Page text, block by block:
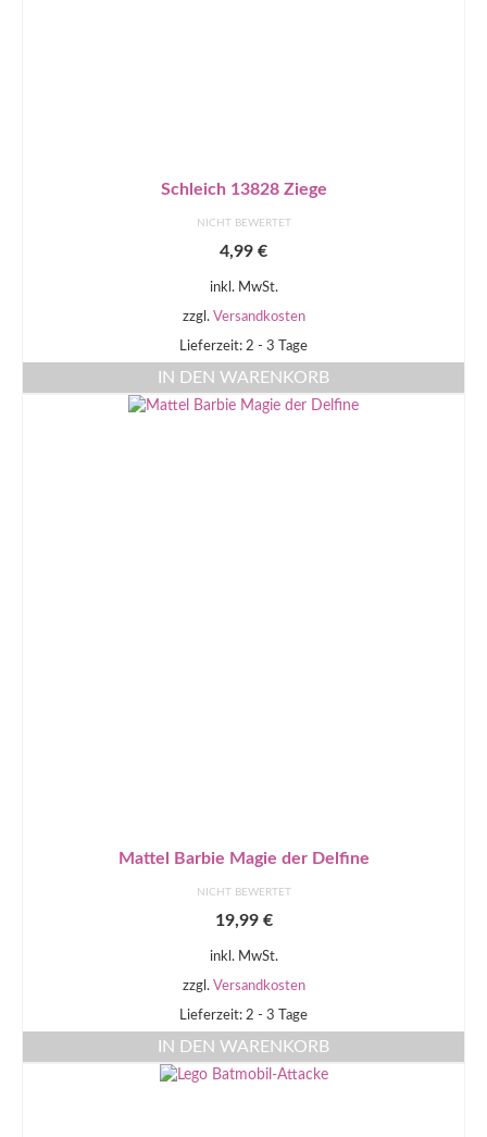
Schleich 13828 Ziege
NICHT BEWERTET
4,99 €
inkl. MwSt.
zzgl. Versandkosten
Lieferzeit: 2 - 3 Tage
IN DEN WARENKORB
Mattel Barbie Magie der Delfine
NICHT BEWERTET
19,99 €
inkl. MwSt.
zzgl. Versandkosten
Lieferzeit: 2 - 3 Tage
IN DEN WARENKORB